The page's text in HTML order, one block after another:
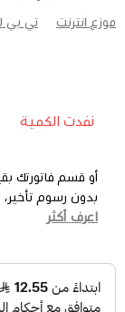
موزع انترنت تي بي
نفدت الكمية
أو قسم فاتورتك
بدون رسوم تأخير،
اعرف أكثر